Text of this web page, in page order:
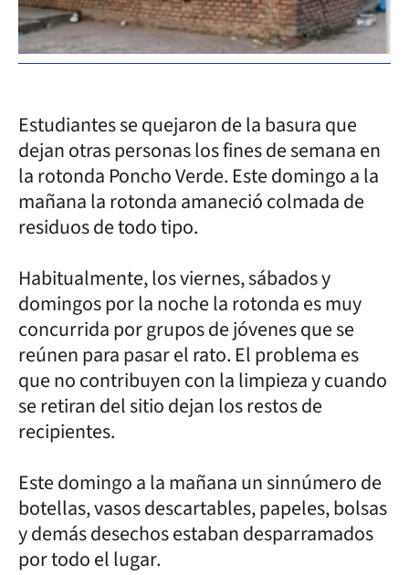
Estudiantes se quejaron de la basura que
dejan otras personas los fines de semana en
la rotonda Poncho Verde. Este domingo a la
mañana la rotonda amaneció colmada de
residuos de todo tipo.
Habitualmente, los viernes, sábados y
domingos por la noche la rotonda es muy
concurrida por grupos de jóvenes que se
reúnen para pasar el rato. El problema es
que no contribuyen con la limpieza y cuando
se retiran del sitio dejan los restos de
recipientes.
Este domingo a la mañana un sinnúmero de
botellas, vasos descartables, papeles, bolsas
y demás desechos estaban desparramados
por todo el lugar.